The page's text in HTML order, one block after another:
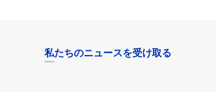
私たちのニュースを受け取る